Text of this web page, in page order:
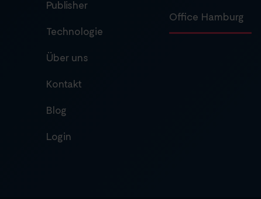
Publisher
Technologie
Über uns
Kontakt
Blog
Login
Office Hamburg